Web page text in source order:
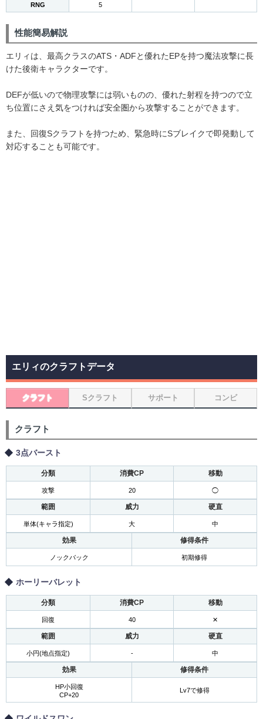
RNG 5
性能簡易解説
エリィは、最高クラスのATS・ADFと優れたEPを持つ魔法攻撃に長
けた後衛キャラクターです。
DEFが低いので物理攻撃には弱いものの、優れた射程を持つので立
ち位置にさえ気をつければ安全圏から攻撃することができます。
また、回復Sクラフトを持つため、緊急時にSブレイクで即発動して
対応することも可能です。
エリィのクラフトデータ
クラフト Sクラフト サポート コンビ
クラフト
3点バースト
分類 消費CP 移動
攻撃 20 ◯
範囲 威力 硬直
単体(キャラ指定) 大 中
効果 修得条件
ノックバック 初期修得
ホーリーバレット
分類 消費CP 移動
回復 40 ✕
範囲 威力 硬直
小円(地点指定) - 中
効果 修得条件
HP小回復
CP+20
Lv7で修得